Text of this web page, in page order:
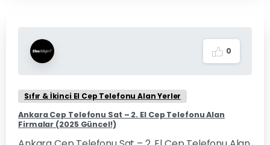
0
Sıfır & İkinci El Cep Telefonu Alan Yerler
Ankara Cep Telefonu Sat – 2. El Cep Telefonu Alan
Firmalar (2025 Güncel!)